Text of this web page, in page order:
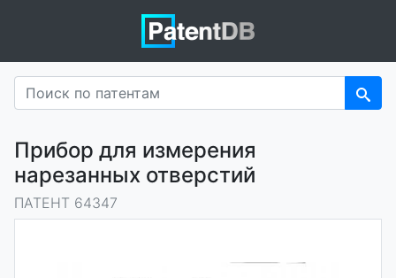
Прибор для измерения
нарезанных отверстий
ПАТЕНТ 64347